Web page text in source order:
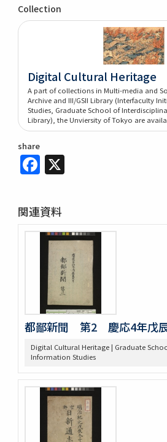
Collection
Digital Cultural Heritage
A part of collections in Multi-media and
Archive and III/GSII Library (Interfaculty
Studies, Graduate School of
Library), the Unviersity of Tokyo are
share
Facebook
関連資料
都鄙新聞 第2 慶応4年戊
Digital Cultural Heritage | Graduate
Information Studies